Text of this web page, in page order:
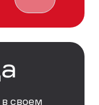
в своем